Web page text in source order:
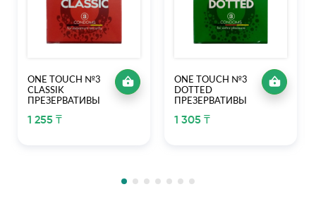
ONE TOUCH №3
CLASSIK
ПРЕЗЕРВАТИВЫ
1 255 ₸
ONE TOUCH №3
DOTTED
ПРЕЗЕРВАТИВЫ
1 305 ₸